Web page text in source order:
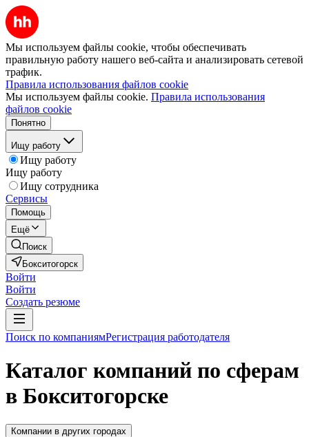
Мы используем файлы cookie, чтобы обеспечивать
правильную работу нашего веб-сайта и анализировать сетевой
трафик.
Правила использования файлов cookie
Мы используем файлы cookie. Правила использования
файлов cookie
Понятно
Ищу работу
Ищу работу
Ищу работу
Ищу сотрудника
Сервисы
Помощь
Ещё
Поиск
Бокситогорск
Войти
Войти
Создать резюме
Поиск по компаниямРегистрация работодателя
Каталог компаний по сферам
в Бокситогорске
Компании в других городах